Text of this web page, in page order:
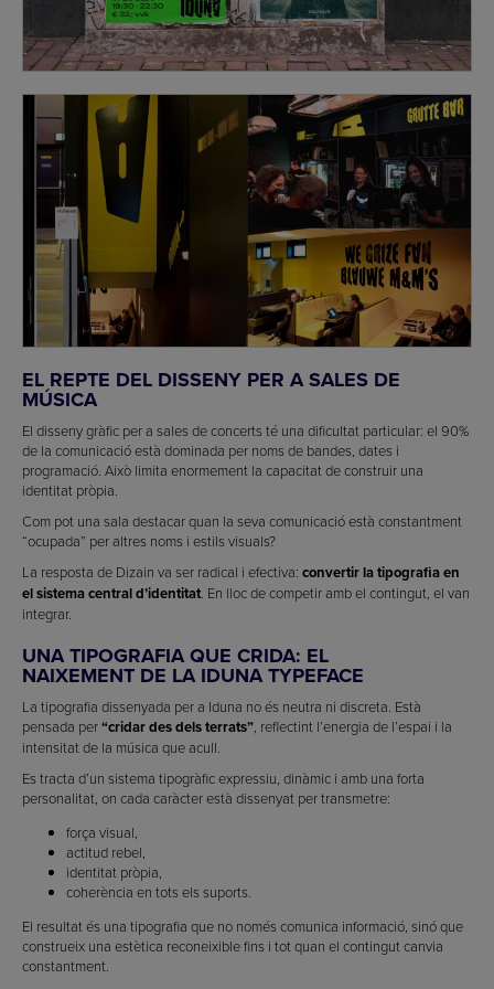
EL REPTE DEL DISSENY PER A SALES DE
MÚSICA
El disseny gràfic per a sales de concerts té una dificultat particular: el 90%
de la comunicació està dominada per noms de bandes, dates i
programació. Això limita enormement la capacitat de construir una
identitat pròpia.
Com pot una sala destacar quan la seva comunicació està constantment
“ocupada” per altres noms i estils visuals?
La resposta de Dizain va ser radical i efectiva: convertir la tipografia en
el sistema central d’identitat. En lloc de competir amb el contingut, el van
integrar.
UNA TIPOGRAFIA QUE CRIDA: EL
NAIXEMENT DE LA IDUNA TYPEFACE
La tipografia dissenyada per a Iduna no és neutra ni discreta. Està
pensada per“cridar des dels terrats”, reflectint l’energia de l’espai i la
intensitat de la música que acull.
Es tracta d’un sistema tipogràfic expressiu, dinàmic i amb una forta
personalitat, on cada caràcter està dissenyat per transmetre:
força visual,
actitud rebel,
identitat pròpia,
coherència en tots els suports.
El resultat és una tipografia que no només comunica informació, sinó que
construeix una estètica reconeixible fins i tot quan el contingut canvia
constantment.